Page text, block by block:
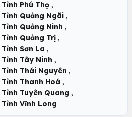
Tỉnh Phú Thọ ,
Tỉnh Quảng Ngãi ,
Tỉnh Quảng Ninh ,
Tỉnh Quảng Trị ,
Tỉnh Sơn La ,
Tỉnh Tây Ninh ,
Tỉnh Thái Nguyên ,
Tỉnh Thanh Hoá ,
Tỉnh Tuyên Quang ,
Tỉnh Vĩnh Long